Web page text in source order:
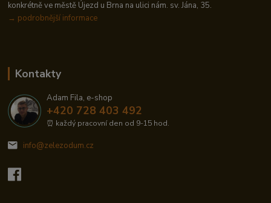
konkrétně ve městě Újezd u Brna na ulici nám. sv. Jána, 35.
→ podrobnější informace
Kontakty
Adam Fila, e-shop
+420 728 403 492
⏰ každý pracovní den od 9-15 hod.
info@zelezodum.cz